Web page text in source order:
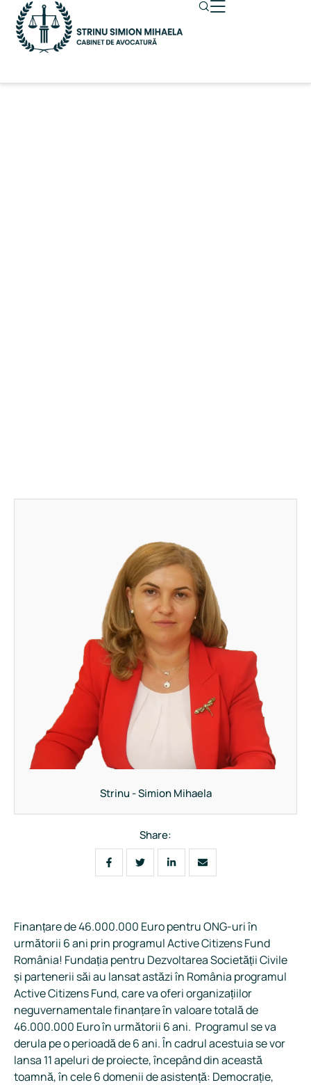
Strinu - Simion Mihaela
Share:
Finanțare de 46.000.000 Euro pentru ONG-uri în
următorii 6 ani prin programul Active Citizens Fund
România! Fundația pentru Dezvoltarea Societății Civile
și partenerii săi au lansat astăzi în România programul
Active Citizens Fund, care va oferi organizațiilor
neguvernamentale finanțare în valoare totală de
46.000.000 Euro în următorii 6 ani. Programul se va
derula pe o perioadă de 6 ani. În cadrul acestuia se vor
lansa 11 apeluri de proiecte, începând din această
toamnă, în cele 6 domenii de asistență: Democrație,